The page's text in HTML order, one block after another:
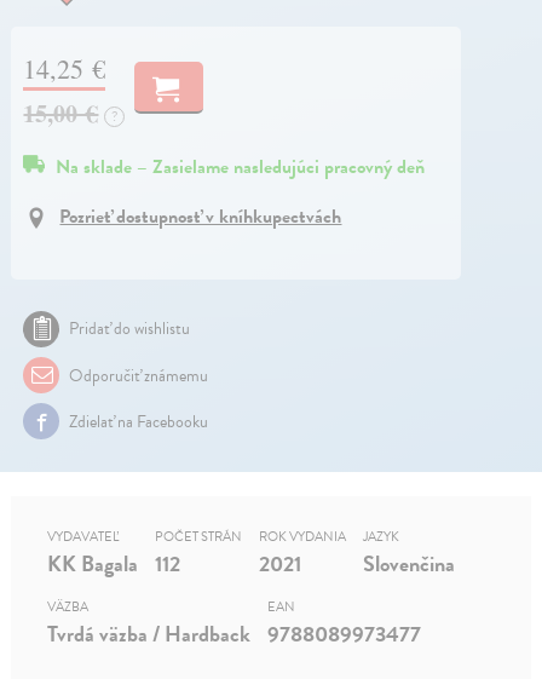
14,25 €
15,00 €
?
Na sklade – Zasielame nasledujúci pracovný deň
Pozrieť dostupnosť v kníhkupectvách
Pridať do wishlistu
Odporučiť známemu
Zdielať na Facebooku
VYDAVATEĽ
KK Bagala
POČET STRÁN
112
ROK VYDANIA
2021
JAZYK
Slovenčina
VÄZBA
Tvrdá väzba / Hardback
EAN
9788089973477